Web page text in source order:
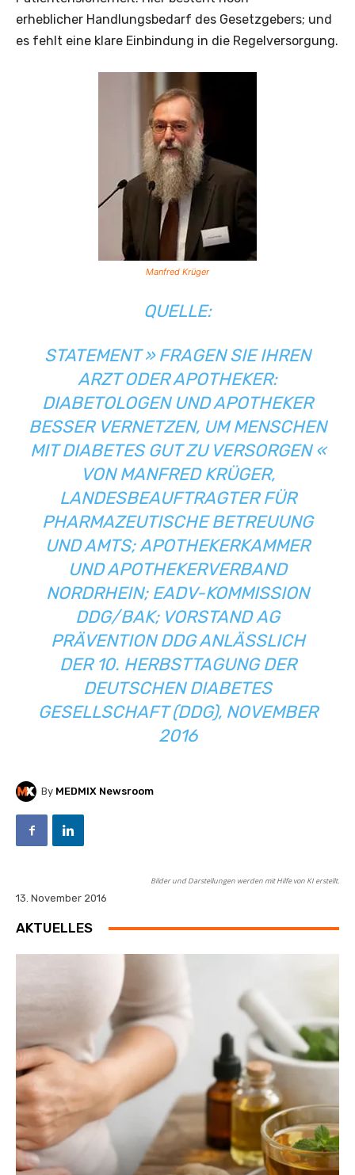
erheblicher Handlungsbedarf des Gesetzgebers; und
es fehlt eine klare Einbindung in die Regelversorgung.
Manfred Krüger
QUELLE:
STATEMENT » FRAGEN SIE IHREN
ARZT ODER APOTHEKER:
DIABETOLOGEN UND APOTHEKER
BESSER VERNETZEN, UM MENSCHEN
MIT DIABETES GUT ZU VERSORGEN «
VONMANFRED KRÜGER,
LANDESBEAUFTRAGTER FÜR
PHARMAZEUTISCHE BETREUUNG
UND AMTS; APOTHEKERKAMMER
UNDAPOTHEKERVERBAND
NORDRHEIN; EADV-KOMMISSION
DDG/BAK; VORSTAND AG
PRÄVENTION DDG ANLÄSSLICH
DER 10. HERBSTTAGUNG DER
DEUTSCHEN DIABETES
GESELLSCHAFT(DDG), NOVEMBER
2016
By MEDMIX Newsroom
Bilder und Darstellungen werden mit Hilfe von KI erstellt.
13. November 2016
AKTUELLES